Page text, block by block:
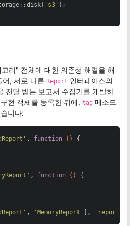
's3' );
리" 전체에 대한 의존성 해결을 해
어, 서로 다른 Report 인터페이스의
전달 받는 보고서 수집기를 개발하
구현 객체를 등록한 뒤에, tag 메소드
니다:
, function ()
{
, function ()
{
, 'MemoryReport' ], 'reports'